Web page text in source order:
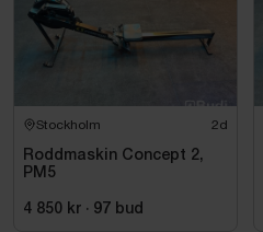
Stockholm 2d
Roddmaskin Concept 2,
PM5
4 850 kr · 97 bud